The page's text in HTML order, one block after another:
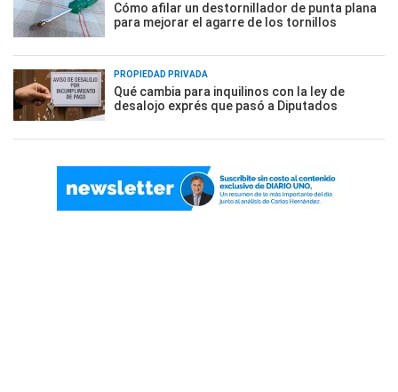
Cómo afilar un destornillador de punta plana
para mejorar el agarre de los tornillos
PROPIEDAD PRIVADA
Qué cambia para inquilinos con la ley de
desalojo exprés que pasó a Diputados